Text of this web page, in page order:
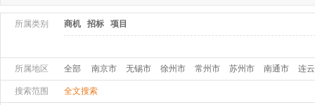
所属类别 商机 招标 项目
所属地区 全部 南京市 无锡市 徐州市 常州市 苏州市 南通市 连
搜索范围 全文搜索